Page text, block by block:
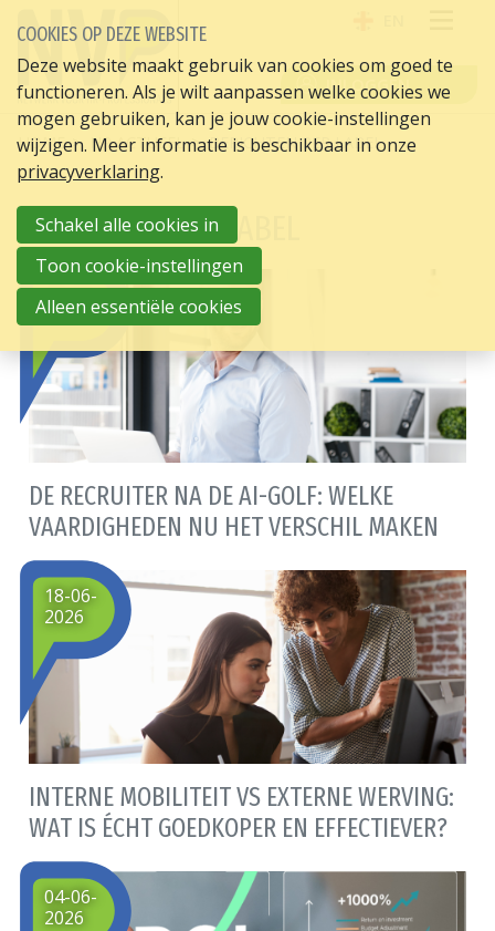
INLOGGEN
HOME HR ACTUEEL BERICHTEN PER LABEL
BERICHTEN PER LABEL
DE RECRUITER NA DE AI-GOLF: WELKE
VAARDIGHEDEN NU HET VERSCHIL MAKEN
20-07-
2026
INTERNE MOBILITEIT VS EXTERNE WERVING:
WAT IS ÉCHT GOEDKOPER EN EFFECTIEVER?
18-06-
2026
04-06-
2026
COOKIES OP DEZE WEBSITE
Deze website maakt gebruik van cookies om goed te
functioneren. Als je wilt aanpassen welke cookies we
mogen gebruiken, kan je jouw cookie-instellingen
wijzigen. Meer informatie is beschikbaar in onze
privacyverklaring.
Schakel alle cookies in
Toon cookie-instellingen
Alleen essentiële cookies